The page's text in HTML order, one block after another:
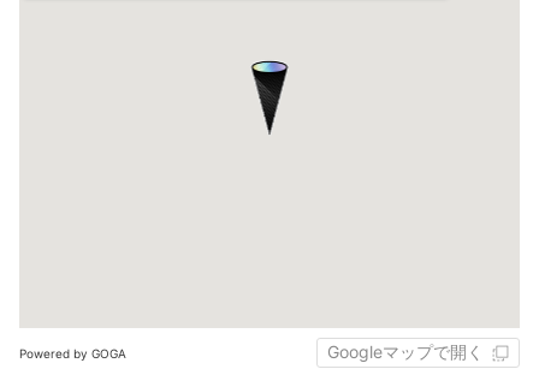
Powered by GOGA Googleマップで開く